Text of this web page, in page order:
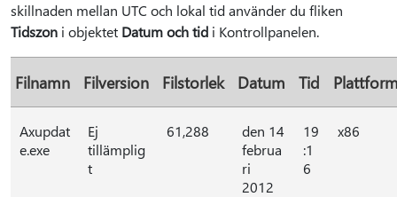
skillnaden mellan UTC och lokal tid använder du fliken
Tidszon i objektet Datum och tid i Kontrollpanelen.
Filnamn Filversion Filstorlek Datum Tid
Axupdat
e.exe
Ej
tillämplig
t
61,288
den 14
februa
ri
2012
19
:1
6
x86